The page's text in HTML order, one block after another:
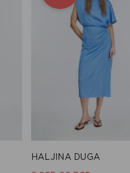
HALJINA DUGA